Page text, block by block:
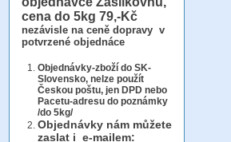
cena do 5kg 79,-Kč
nezávisle na ceně dopravy v
potvrzené objednáce
Objednávky-zboží do SK-
Slovensko, nelze použít
Českou poštu, jen DPD nebo
Pacetu-adresu do poznámky
/do 5kg/
Objednávky nám můžete
zaslat i e-mailem: